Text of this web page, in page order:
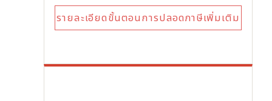
รายละเอียดขั้นตอนการปลอดภาษีเพิ่มเติม